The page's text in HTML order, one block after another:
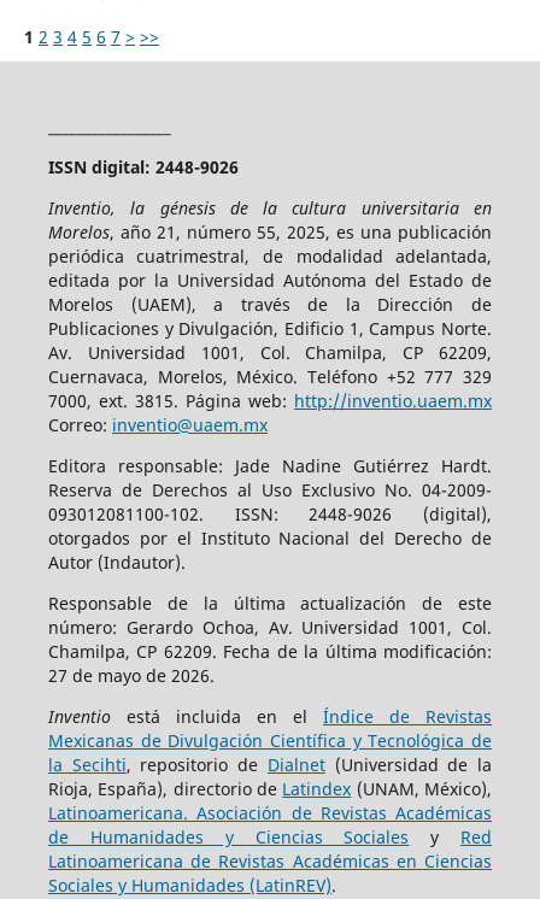
1 2 3 4 5 6 7 > >>
ISSN digital: 2448-9026
Inventio, la génesis de la cultura universitaria en
Morelos, año 21, número 55, 2025, es una publicación
periódica cuatrimestral, de modalidad adelantada,
editada por la Universidad Autónoma del Estado de
Morelos (UAEM), a través de la Dirección de
Publicaciones y Divulgación, Edificio 1, Campus Norte.
Av. Universidad 1001, Col. Chamilpa, CP 62209,
Cuernavaca, Morelos, México. Teléfono +52 777 329
7000, ext. 3815. Página web: http://inventio.uaem.mx
Correo: inventio@uaem.mx
Editora responsable: Jade Nadine Gutiérrez Hardt.
Reserva de Derechos al Uso Exclusivo No. 04-2009-
093012081100-102. ISSN: 2448-9026 (digital),
otorgados por el Instituto Nacional del Derecho de
Autor (Indautor).
Responsable de la última actualización de este
número: Gerardo Ochoa, Av. Universidad 1001, Col.
Chamilpa, CP 62209. Fecha de la última modificación:
27 de mayo de 2026.
Inventioestá incluida en elÍndice de Revistas
Mexicanas de Divulgación Científica y Tecnológica de
la Secihti, repositorio de Dialnet(Universidad de la
Rioja, España), directorio de Latindex (UNAM, México),
Latinoamericana. Asociación de Revistas Académicas
de Humanidades y Ciencias Sociales y Red
Latinoamericana de Revistas Académicas en Ciencias
Sociales y Humanidades (LatinREV).